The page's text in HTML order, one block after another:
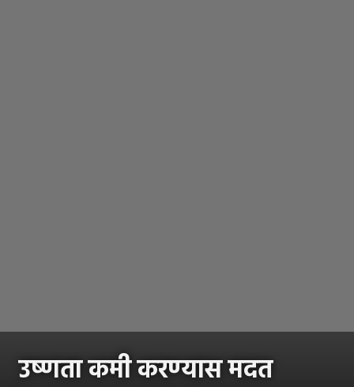
उष्णता कमी करण्यास मदत